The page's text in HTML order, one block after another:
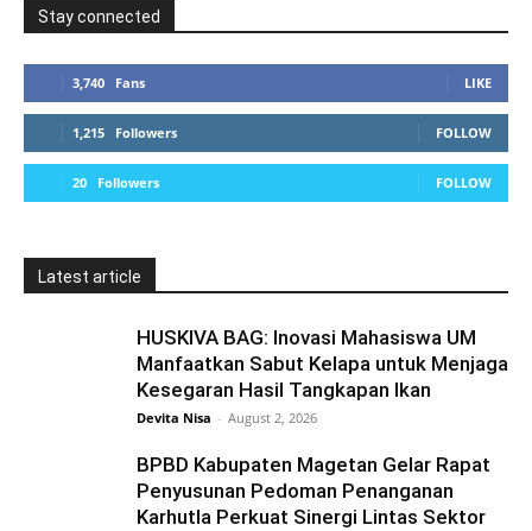
Stay connected
3,740 Fans LIKE
1,215 Followers FOLLOW
20 Followers FOLLOW
Latest article
HUSKIVA BAG: Inovasi Mahasiswa UM
Manfaatkan Sabut Kelapa untuk Menjaga
Kesegaran Hasil Tangkapan Ikan
Devita Nisa - August 2, 2026
BPBD Kabupaten Magetan Gelar Rapat
Penyusunan Pedoman Penanganan
Karhutla Perkuat Sinergi Lintas Sektor